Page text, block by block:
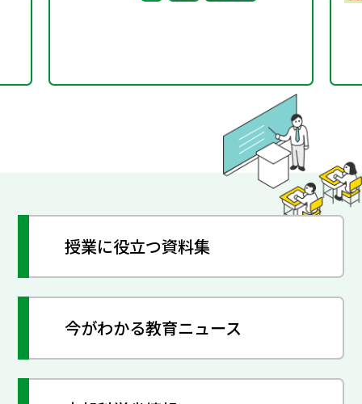
授業に役立つ資料集
今がわかる教育ニュース